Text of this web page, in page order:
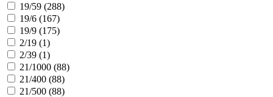
19/59 (288)
19/6 (167)
19/9 (175)
2/19 (1)
2/39 (1)
21/1000 (88)
21/400 (88)
21/500 (88)